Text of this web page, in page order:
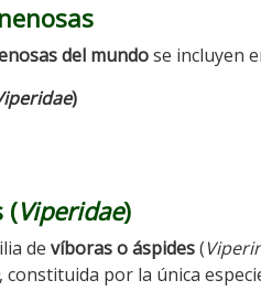
del mundose incluyen
)
(Viperidae)
de víboras o áspides(
, constituida por la única